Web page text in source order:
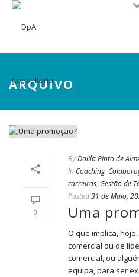
ARQUIVO
0
ByDalila Pinto de
In Coaching,
carreiras, Gestão de
Posted31 de Maio,
Uma
O que implica,
comercial ou de
comercial, ou
equipa, para ser